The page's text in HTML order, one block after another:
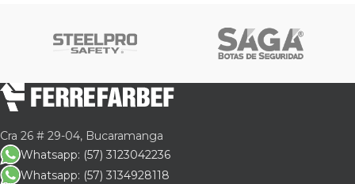
Cra 26 # 29-04, Bucaramanga
Whatsapp: (57) 3123042236
Whatsapp: (57) 3134928118